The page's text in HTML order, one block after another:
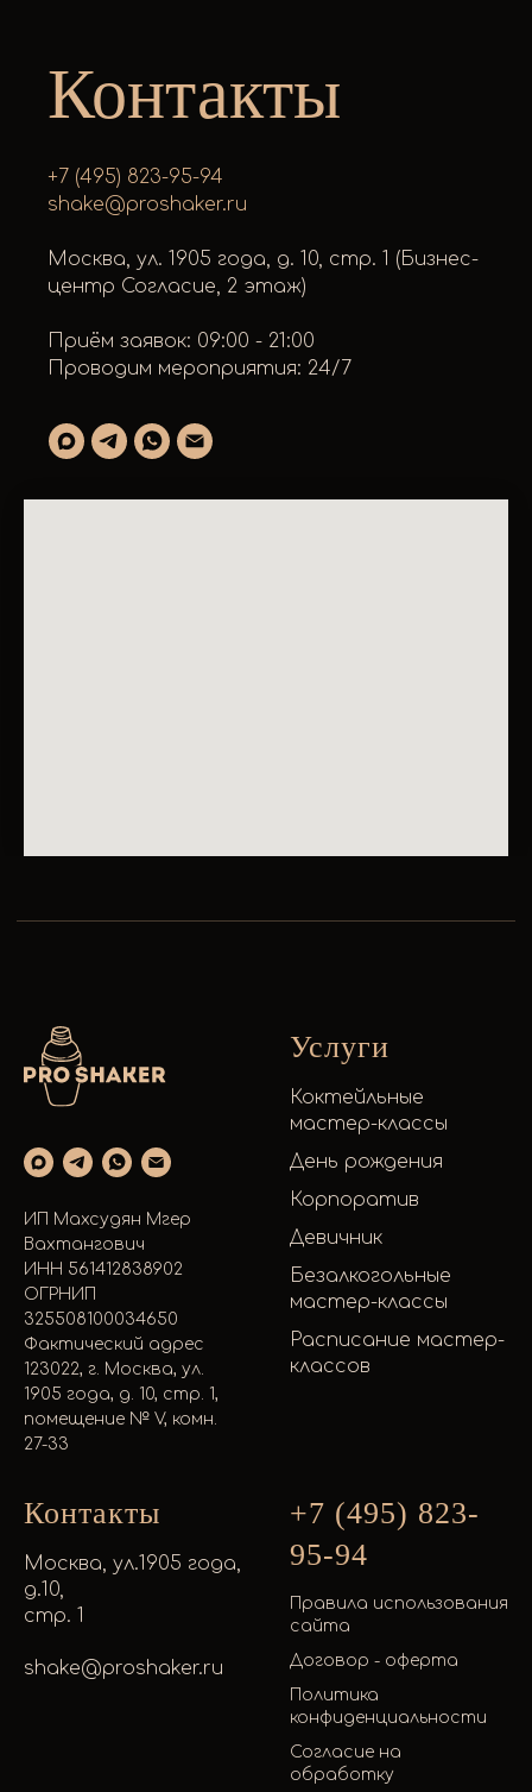
Контакты
+7 (495) 823-95-94
shake@proshaker.ru
Москва, ул. 1905 года, д. 10, стр. 1 (Бизнес-
центр Согласие, 2 этаж)
Приём заявок: 09:00 - 21:00
Проводим мероприятия: 24/7
ИП Махсудян Мгер
Вахтангович
ИНН 561412838902
ОГРНИП
325508100034650
Фактический адрес
123022, г. Москва, ул.
1905 года, д. 10, стр. 1,
помещение № V, комн.
27-33
Услуги
Коктейльные
мастер-классы
День рождения
Корпоратив
Девичник
Безалкогольные
мастер-классы
Расписание мастер-
классов
Контакты
Москва, ул.1905 года,
д.10,
стр. 1
shake@proshaker.ru
+7 (495) 823-
95-94
Правила использования
сайта
Договор - оферта
Политика
конфиденциальности
Согласие на
обработку